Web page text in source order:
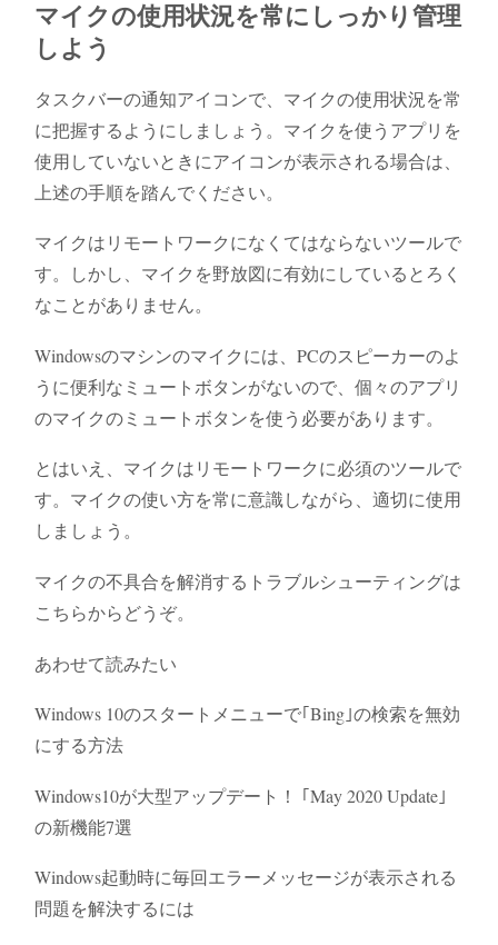
マイクの使用状況を常にしっかり管理
しよう
タスクバーの通知アイコンで、マイクの使用状況を常
に把握するようにしましょう。マイクを使うアプリを
使用していないときにアイコンが表示される場合は、
上述の手順を踏んでください。
マイクはリモートワークになくてはならないツールで
す。しかし、マイクを野放図に有効にしているとろく
なことがありません。
Windowsのマシンのマイクには、PCのスピーカーのよ
うに便利なミュートボタンがないので、個々のアプリ
のマイクのミュートボタンを使う必要があります。
とはいえ、マイクはリモートワークに必須のツールで
す。マイクの使い方を常に意識しながら、適切に使用
しましょう。
マイクの不具合を解消するトラブルシューティングは
こちらからどうぞ。
あわせて読みたい
Windows 10のスタートメニューで｢Bing｣の検索を無効
にする方法
Windows10が大型アップデート！ ｢May 2020 Update｣
の新機能7選
Windows起動時に毎回エラーメッセージが表示される
問題を解決するには